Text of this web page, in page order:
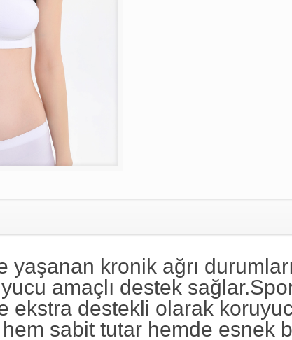
yaşanan kronik ağrı
amaçlı destek
ekstra destekli olarak
sabit tutar hemde esnek